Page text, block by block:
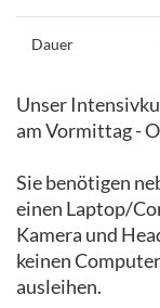
Dauer
Unser
am Vormittag -
Sie benötigen
einen Laptop/
Kamera und
keinen
ausleihen.